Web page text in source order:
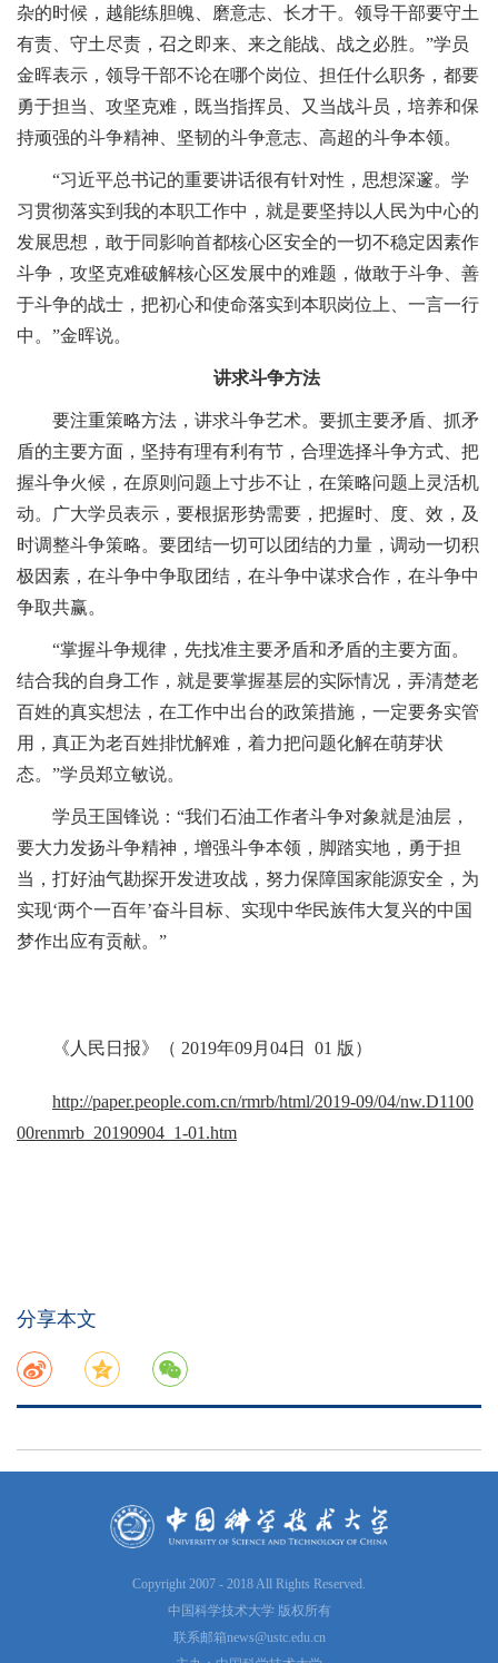
杂的时候，越能练胆魄、磨意志、长才干。领导干部要守土
有责、守土尽责，召之即来、来之能战、战之必胜。”学员
金晖表示，领导干部不论在哪个岗位、担任什么职务，都要
勇于担当、攻坚克难，既当指挥员、又当战斗员，培养和保
持顽强的斗争精神、坚韧的斗争意志、高超的斗争本领。
“习近平总书记的重要讲话很有针对性，思想深邃。学
习贯彻落实到我的本职工作中，就是要坚持以人民为中心的
发展思想，敢于同影响首都核心区安全的一切不稳定因素作
斗争，攻坚克难破解核心区发展中的难题，做敢于斗争、善
于斗争的战士，把初心和使命落实到本职岗位上、一言一行
中。”金晖说。
讲求斗争方法
要注重策略方法，讲求斗争艺术。要抓主要矛盾、抓矛
盾的主要方面，坚持有理有利有节，合理选择斗争方式、把
握斗争火候，在原则问题上寸步不让，在策略问题上灵活机
动。广大学员表示，要根据形势需要，把握时、度、效，及
时调整斗争策略。要团结一切可以团结的力量，调动一切积
极因素，在斗争中争取团结，在斗争中谋求合作，在斗争中
争取共赢。
“掌握斗争规律，先找准主要矛盾和矛盾的主要方面。
结合我的自身工作，就是要掌握基层的实际情况，弄清楚老
百姓的真实想法，在工作中出台的政策措施，一定要务实管
用，真正为老百姓排忧解难，着力把问题化解在萌芽状
态。”学员郑立敏说。
学员王国锋说：“我们石油工作者斗争对象就是油层，
要大力发扬斗争精神，增强斗争本领，脚踏实地，勇于担
当，打好油气勘探开发进攻战，努力保障国家能源安全，为
实现‘两个一百年’奋斗目标、实现中华民族伟大复兴的中国
梦作出应有贡献。”
《人民日报》（ 2019年09月04日 01 版）
http://paper.people.com.cn/rmrb/html/2019-09/04/nw.D1100
00renmrb_20190904_1-01.htm
分享本文
Copyright 2007 - 2018 All Rights Reserved.
中国科学技术大学 版权所有
联系邮箱news@ustc.edu.cn